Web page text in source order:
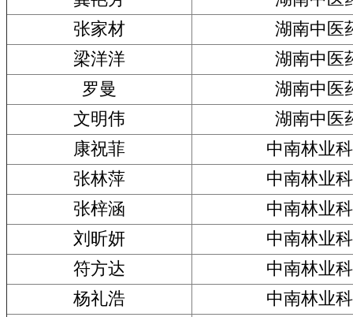
张家材
湖南中医
梁洋洋
湖南中医
罗曼
湖南中医
文明伟
湖南中医
康祝菲
中南林业
张林萍
中南林业
张梓涵
中南林业
刘昕妍
中南林业
符方达
中南林业
杨礼浩
中南林业